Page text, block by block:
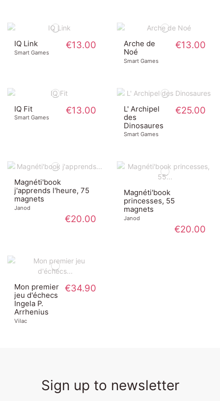
IQ Link
Smart Games
€13.00
Arche de
Noé
Smart Games
€13.00
IQ Fit
Smart Games
€13.00
L' Archipel
des
Dinosaures
Smart Games
€25.00
Magnéti'book
j'apprends l'heure, 75
magnets
Janod
€20.00
Magnéti'book
princesses, 55
magnets
Janod
€20.00
Mon premier
jeu d'échecs
Ingela P.
Arrhenius
Vilac
€34.90
Sign up to newsletter